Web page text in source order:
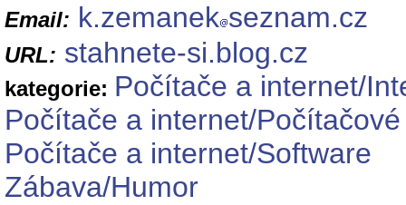
Email: k.zemanek seznam.cz
URL: stahnete-si.blog.cz
kategorie: Počítače a internet/
Počítače a internet/
Počítače a internet/Software
Zábava/Humor